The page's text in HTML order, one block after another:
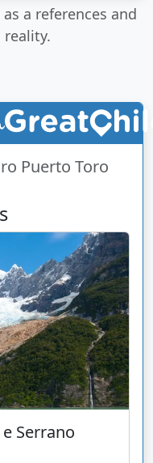
a references and
Puerto Toro
Serrano